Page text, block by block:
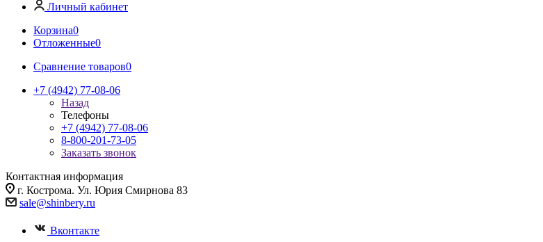
Личный кабинет
Корзина0
Отложенные0
Сравнение товаров0
+7 (4942) 77-08-06
Назад
Телефоны
+7 (4942) 77-08-06
8-800-201-73-05
Заказать звонок
Контактная информация
г. Кострома. Ул. Юрия Смирнова 83
sale@shinbery.ru
Вконтакте